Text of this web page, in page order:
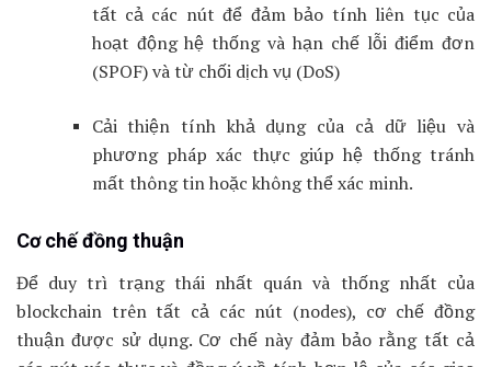
tất cả các nút để đảm bảo tính liên tục của
hoạt động hệ thống và hạn chế lỗi điểm đơn
(SPOF) và từ chối dịch vụ (DoS)
Cải thiện tính khả dụng của cả dữ liệu và
phương pháp xác thực giúp hệ thống tránh
mất thông tin hoặc không thể xác minh.
Cơ chế đồng thuận
Để duy trì trạng thái nhất quán và thống nhất của
blockchain trên tất cả các nút (nodes), cơ chế đồng
thuận được sử dụng. Cơ chế này đảm bảo rằng tất cả